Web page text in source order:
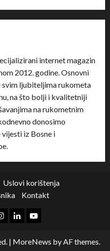
internet magazin
2012. godine. Osnovni
svim ljubiteljima rukometa
na što bolji i kvalitetniji
na rukometnim
donosimo
iz Bosne i
Uslovi korištenja
Kontakt
| MoreNews by AF themes.